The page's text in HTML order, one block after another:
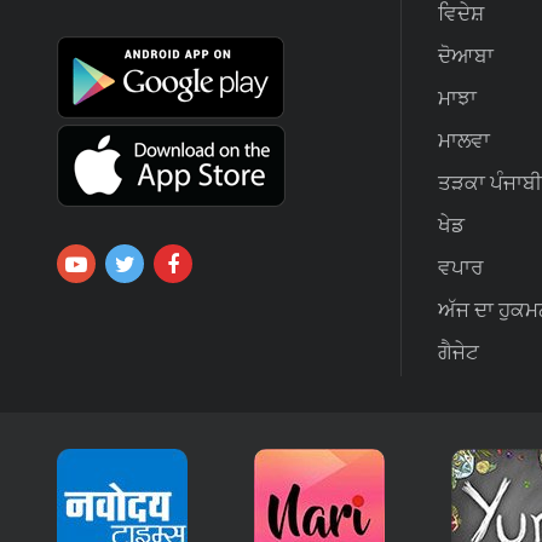
ਵਿਦੇਸ਼
ਦੋਆਬਾ
ਮਾਝਾ
ਮਾਲਵਾ
ਤੜਕਾ ਪੰਜਾਬੀ
ਖੇਡ
ਵਪਾਰ
ਅੱਜ ਦਾ
ਗੈਜੇਟ